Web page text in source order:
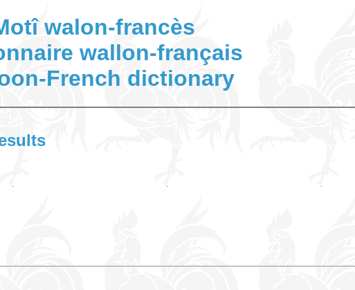
walon-francès
wallon-français
French dictionary